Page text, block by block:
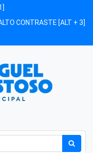
CONTRASTE [ALT + 3]